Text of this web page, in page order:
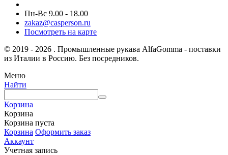
Пн-Вс 9.00 - 18.00
zakaz@casperson.ru
Посмотреть на карте
© 2019 - 2026 . Промышленные рукава AlfaGomma - поставки
из Италии в Россию. Без посредников.
Меню
Найти
Корзина
Корзина
Корзина пуста
Корзина Оформить заказ
Аккаунт
Учетная запись